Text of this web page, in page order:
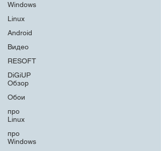
Windows
Linux
Android
Видео
RESOFT
DiGiUP
Обзор
Обои
про
Linux
про
Windows